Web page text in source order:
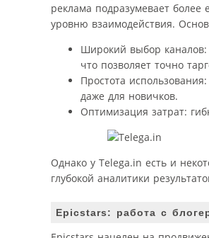
реклама подразумевает более
уровню взаимодействия.
Широкий выбор каналов:
что позволяет точно
Простота
даже для новичков.
Оптимизация затрат:
Однако у Telega.in есть и
глубокой аналитики
Epicstars: работа с